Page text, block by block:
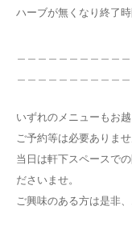
ハーブが無くなり終了時
いずれのメニューもお
ご予約等は必要ありませ
当日は軒下スペースで
ださいませ。
ご興味のある方は是非